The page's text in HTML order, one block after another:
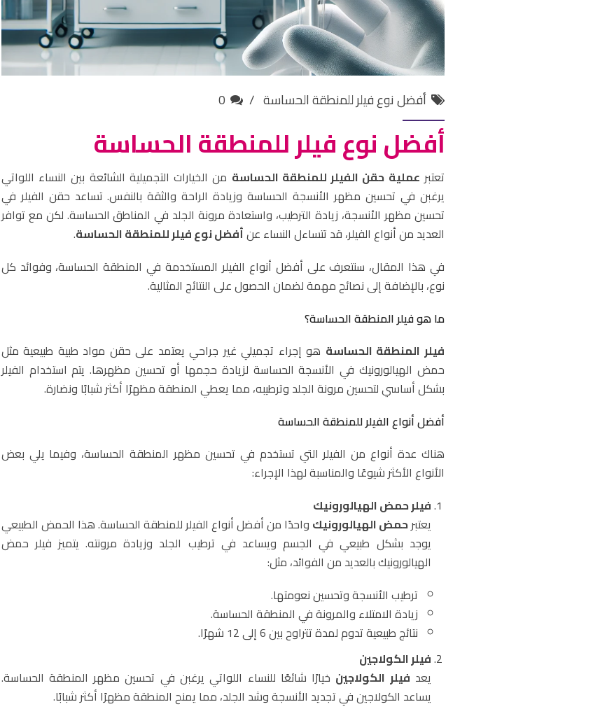
أفضل نوع فيلر للمنطقة الحساسة 0
أفضل نوع فيلر للمنطقة الحساسة
تعتبر عملية حقن الفيلر للمنطقة الحساسة من الخيارات التجميلية الشائعة بين النساء اللواتي
يرغبن في تحسين مظهر الأنسجة الحساسة وزيادة الراحة والثقة بالنفس. تساعد حقن الفيلر في
تحسين مظهر الأنسجة، زيادة الترطيب، واستعادة مرونة الجلد في المناطق الحساسة. لكن مع توافر
العديد من أنواع الفيلر، قد تتساءل النساء عنأفضل نوع فيلر للمنطقة الحساسة.
في هذا المقال، سنتعرف على أفضل أنواع الفيلر المستخدمة في المنطقة الحساسة، وفوائد كل
نوع، بالإضافة إلى نصائح مهمة لضمان الحصول على النتائج المثالية.
ما هو فيلر المنطقة الحساسة؟
فيلر المنطقة الحساسة هو إجراء تجميلي غير جراحي يعتمد على حقن مواد طبية طبيعية مثل
حمض الهيالورونيك في الأنسجة الحساسة لزيادة حجمها أو تحسين مظهرها. يتم استخدام الفيلر
بشكل أساسي لتحسين مرونة الجلد وترطيبه، مما يعطي المنطقة مظهرًا أكثر شبابًا ونضارة.
أفضل أنواع الفيلر للمنطقة الحساسة
هناك عدة أنواع من الفيلر التي تستخدم في تحسين مظهر المنطقة الحساسة، وفيما يلي بعض
الأنواع الأكثر شيوعًا والمناسبة لهذا الإجراء:
فيلر حمض الهيالورونيك
يعتبرحمض الهيالورونيك واحدًا من أفضل أنواع الفيلر للمنطقة الحساسة. هذا الحمض الطبيعي
يوجد بشكل طبيعي في الجسم ويساعد في ترطيب الجلد وزيادة مرونته. يتميز فيلر حمض
الهيالورونيك بالعديد من الفوائد، مثل:
ترطيب الأنسجة وتحسين نعومتها.
زيادة الامتلاء والمرونة في المنطقة الحساسة.
نتائج طبيعية تدوم لمدة تتراوح بين 6 إلى 12 شهرًا.
فيلر الكولاجين
يعد فيلر الكولاجين خيارًا شائعًا للنساء اللواتي يرغبن في تحسين مظهر المنطقة الحساسة.
يساعد الكولاجين في تجديد الأنسجة وشد الجلد، مما يمنح المنطقة مظهرًا أكثر شبابًا.